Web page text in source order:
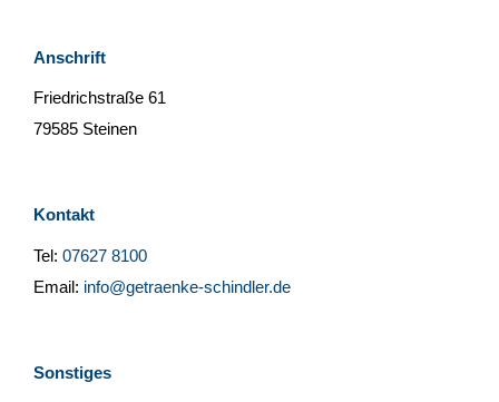
Anschrift
Friedrichstraße 61
79585 Steinen
Kontakt
Tel: 07627 8100
Email: info@getraenke-schindler.de
Sonstiges